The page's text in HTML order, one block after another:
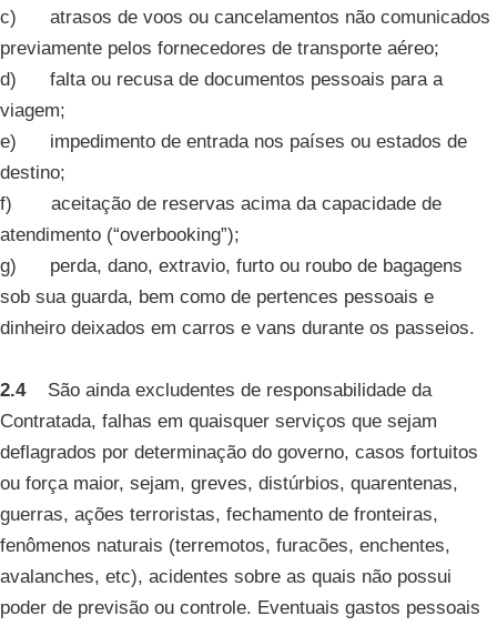
c) atrasos de voos ou cancelamentos não comunicados
previamente pelos fornecedores de transporte aéreo;
d) falta ou recusa de documentos pessoais para a
viagem;
e) impedimento de entrada nos países ou estados de
destino;
f) aceitação de reservas acima da capacidade de
atendimento (“overbooking”);
g) perda, dano, extravio, furto ou roubo de bagagens
sob sua guarda, bem como de pertences pessoais e
dinheiro deixados em carros e vans durante os passeios.
2.4São ainda excludentes de responsabilidade da
Contratada, falhas em quaisquer serviços que sejam
deflagrados por determinação do governo, casos fortuitos
ou força maior, sejam, greves, distúrbios, quarentenas,
guerras, ações terroristas, fechamento de fronteiras,
fenômenos naturais (terremotos, furacões, enchentes,
avalanches, etc), acidentes sobre as quais não possui
poder de previsão ou controle. Eventuais gastos pessoais